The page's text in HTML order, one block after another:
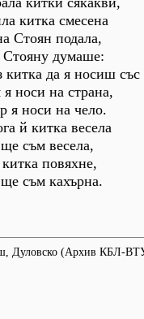
китка смесена
Стоян подала,
Стояну думаше:
китка да я носиш със
я носи на страна,
я носи на чело.
й китка весела
съм весела,
китка повяхне,
съм кахърна.
Дуловско (Архив КБЛ-